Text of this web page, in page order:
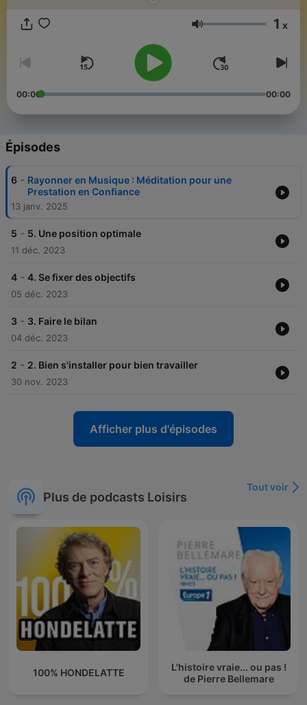
Volume 1 x
00:00 00:00
Épisodes
6 - Rayonner en Musique : Méditation pour une
Prestation en Confiance
13 janv. 2025
5 - 5. Une position optimale
11 déc. 2023
4 - 4. Se fixer des objectifs
05 déc. 2023
3 - 3. Faire le bilan
04 déc. 2023
2 - 2. Bien s'installer pour bien travailler
30 nov. 2023
Afficher plus d'épisodes
Plus de podcasts Loisirs
Tout voir
100% HONDELATTE
L'histoire vraie... ou pas !
de Pierre Bellemare